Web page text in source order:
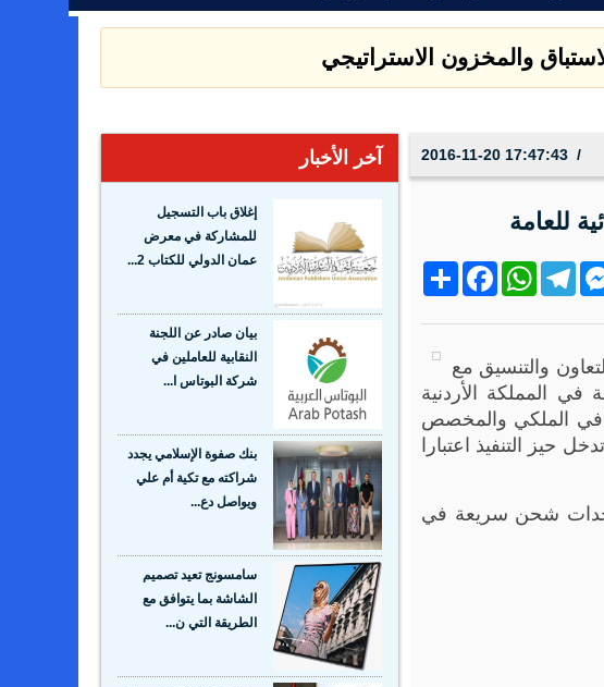
والمخزون الاستراتيجي
2016-11-20 17:47:43
للعامة
ShareFacebookWhatsAppTelegram
والتنسيق مع
المملكة الأردنية
الملكي والمخصص
حيز التنفيذ اعتبارا
وحدات شحن سريعة في
آخر الأخبار
إغلاق باب التسجيل
للمشاركة في معرض
عمان الدولي للكتاب 2...
بيان صادر عن اللجنة
النقابية للعاملين في
شركة البوتاس ا...
بنك صفوة الإسلامي يجدد
شراكته مع تكية أم علي
ويواصل دع...
سامسونج تعيد تصميم
الشاشة بما يتوافق مع
الطريقة التي ن...